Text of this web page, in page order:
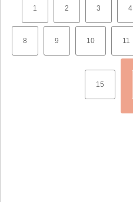
1 2 3 4
8 9 10 11
15